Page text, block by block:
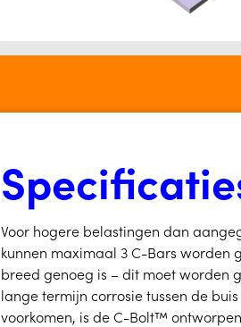
Voor hogere belastingen dan
kunnen maximaal 3 C-Bars worden
breed genoeg is – dit moet worden
lange termijn corrosie tussen de
voorkomen, is de C-Bolt™